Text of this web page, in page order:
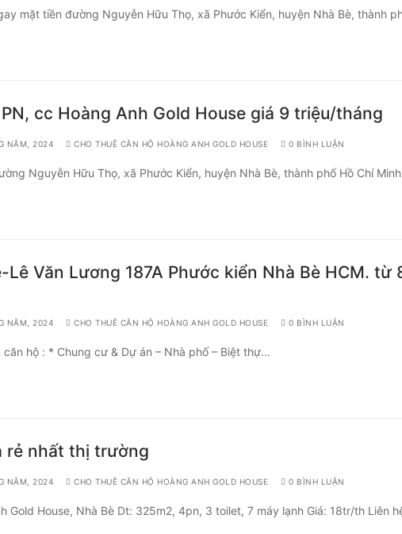
mặt tiền đường Nguyễn Hữu Thọ, xã Phước Kiển, huyện Nhà Bè, thành
cc Hoàng Anh Gold House giá 9 triệu/tháng
NĂM, 2024 CHO THUÊ CĂN HỘ HOÀNG ANH GOLD HOUSE 0 BÌNH LUẬN
Nguyễn Hữu Thọ, xã Phước Kiển, huyện Nhà Bè, thành phố Hồ Chí
Văn Lương 187A Phước kiển Nhà Bè HCM. từ
NĂM, 2024 CHO THUÊ CĂN HỘ HOÀNG ANH GOLD HOUSE 0 BÌNH LUẬN
hộ : * Chung cư & Dự án – Nhà phố – Biệt thự…
rẻ nhất thị trường
NĂM, 2024 CHO THUÊ CĂN HỘ HOÀNG ANH GOLD HOUSE 0 BÌNH LUẬN
Gold House, Nhà Bè Dt: 325m2, 4pn, 3 toilet, 7 máy lạnh Giá: 18tr/th Liên